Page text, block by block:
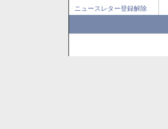
ニュースレター登録解除